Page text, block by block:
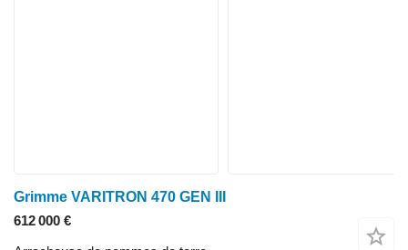
Grimme VARITRON 470 GEN III
612 000 €